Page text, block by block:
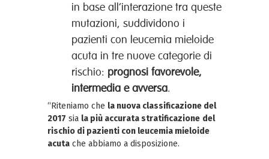
in base all’interazione tra queste
mutazioni, suddividono i
pazienti con leucemia mieloide
acuta in tre nuove categorie di
rischio: prognosi favorevole,
intermedia e avversa.
“Riteniamo che la nuova classificazione del
2017 sia la più accurata stratificazione del
rischio di pazienti con leucemia mieloide
acuta che abbiamo a disposizione.